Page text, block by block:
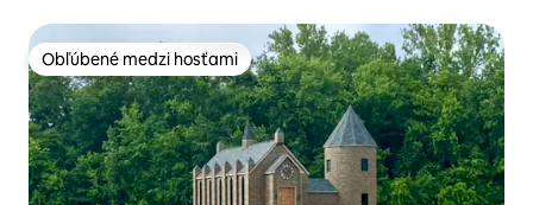
Obľúbené medzi hosťami
Obľúbené medzi hosťami